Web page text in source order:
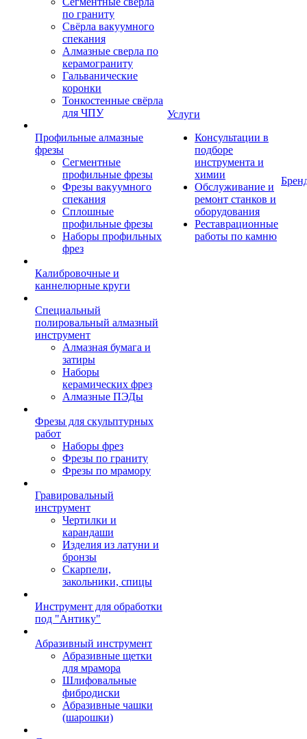
по граниту
Свёрла вакуумного
спекания
Алмазные сверла по
керамограниту
Гальванические
коронки
Тонкостенные свёрла
для ЧПУ
Профильные алмазные
фрезы
Сегментные
профильные фрезы
Фрезы вакуумного
спекания
Сплошные
профильные фрезы
Наборы профильных
фрез
Калибровочные и
каннелюрные круги
Специальный
полировальный алмазный
инструмент
Алмазная бумага и
затиры
Наборы
керамических фрез
Алмазные ПЭДы
Фрезы для скульптурных
работ
Наборы фрез
Фрезы по граниту
Фрезы по мрамору
Гравировальный
инструмент
Чертилки и
карандаши
Изделия из латуни и
бронзы
Скарпели,
закольники, спицы
Инструмент для обработки
под "Антику"
Абразивный инструмент
Абразивные щетки
для мрамора
Шлифовальные
фибродиски
Абразивные чашки
(шарошки)
Услуги
Консультации в
подборе
инструмента и
химии
Обслуживание и
ремонт станков и
оборудования
Реставрационные
работы по камню